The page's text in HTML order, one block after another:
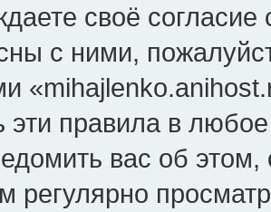
своё
с ними,
эти правила в
вас об
регулярно